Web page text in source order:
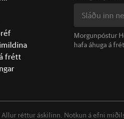
frétt
Morgunpóstur
hafa áhuga á
Allur réttur áskilinn. Notkun á efni